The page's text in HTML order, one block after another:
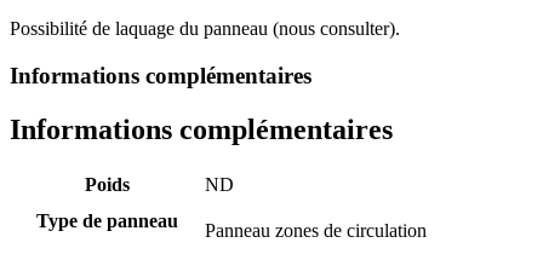
Possibilité de laquage du panneau (nous consulter).
Informations complémentaires
Informations complémentaires
Poids
ND
Type de panneau
Panneau zones de circulation